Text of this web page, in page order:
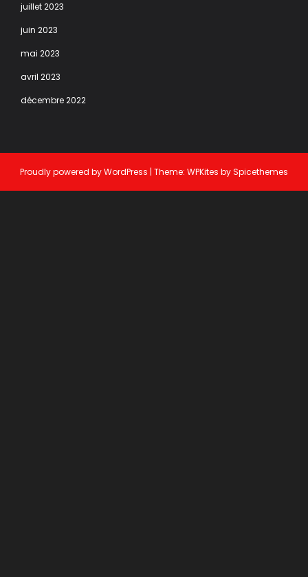
juillet 2023
juin 2023
mai 2023
avril 2023
décembre 2022
Proudly powered byWordPress | Theme: WPKites bySpicethemes